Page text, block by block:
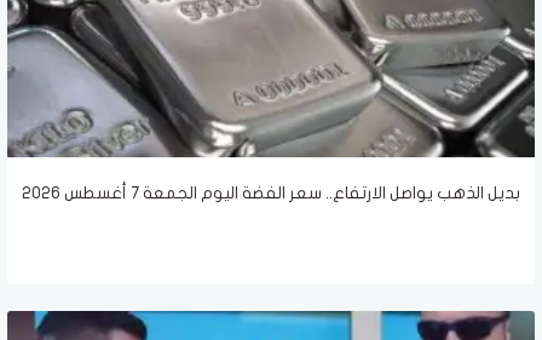
بديل الذهب يواصل الارتفاع.. سعر الفضة اليوم الجمعة 7 أغسطس 2026